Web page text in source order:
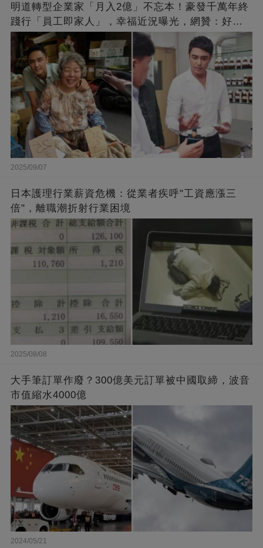
明道轉型企業家「月入2億」不忘本！豪發千萬年終
踐行「員工即家人」，幸福近況曝光，網贊：好老
闆的福報
2025/09/07
日本護理行業薪資危機：從業者疾呼"工資應漲三
倍"，離職潮折射行業困境
2025/08/08
大手筆訂單作廢？300億美元訂單被中國取締，波音
市值縮水4000億
2024/05/21